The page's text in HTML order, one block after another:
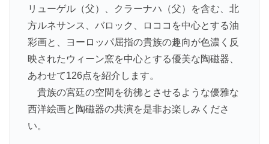
リューゲル（父）、クラーナハ（父）を含む、北
方ルネサンス、バロック、ロココを中心とする油
彩画と、ヨーロッパ屈指の貴族の趣向が色濃く反
映されたウィーン窯を中心とする優美な陶磁器、
あわせて126点を紹介します。
貴族の宮廷の空間を彷彿とさせるような優雅な
西洋絵画と陶磁器の共演を是非お楽しみくださ
い。